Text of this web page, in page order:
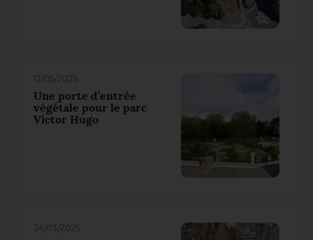
12/05/2025
Une porte d’entrée
végétale pour le parc
Victor Hugo
24/03/2025